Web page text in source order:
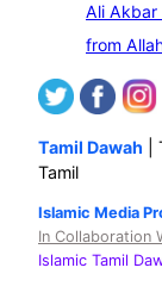
Ali Akbar
from
Tamil Dawah |
Tamil
Islamic Media
In Collaboration
Islamic Tamil